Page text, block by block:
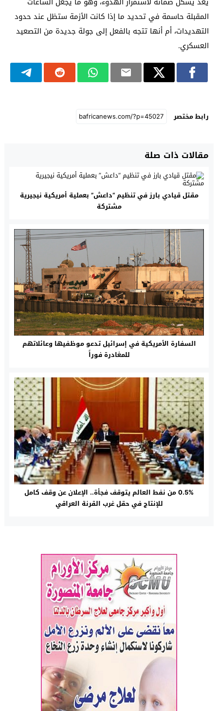
المقبلة حاسمة في تحديد ما إذا كانت الأزمة ستظل عند حدود
التهديدات، أم أنها تتجه بالفعل إلى جولة جديدة من التصعيد
العسكري.
رابط مختصر
مقالات ذات صلة
مقتل قيادي بارز في تنظيم “داعش” بعملية أمريكية نيجيرية
مشتركة
السفارة الأمريكية في إسرائيل تدعو موظفيها وعائلاتهم
للمغادرة فوراً
0.5% من نفط العالم يتوقف فجأة.. الإعلان عن وقف كامل
للإنتاج في حقل غرب القرنة العراقي